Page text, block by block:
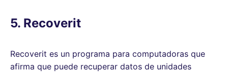
5. Recoverit
Recoverit es un programa para computadoras que
afirma que puede recuperar datos de unidades